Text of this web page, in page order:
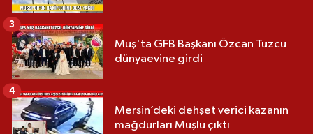
Muş'ta GFB Başkanı Özcan Tuzcu
dünyaevine girdi
3
Mersin’deki dehşet verici kazanın
mağdurları Muşlu çıktı
4